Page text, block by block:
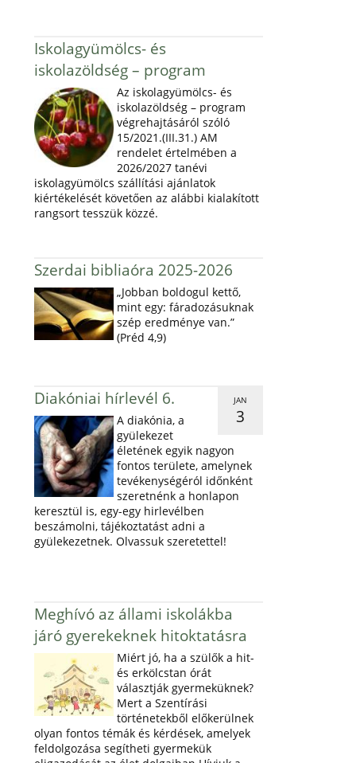
Iskolagyümölcs- és
iskolazöldség – program
Az iskolagyümölcs- és
iskolazöldség – program
végrehajtásáról szóló
15/2021.(III.31.) AM
rendelet értelmében a
2026/2027 tanévi
iskolagyümölcs szállítási ajánlatok
kiértékelését követően az alábbi kialakított
rangsort tesszük közzé.
Szerdai bibliaóra 2025-2026
„Jobban boldogul kettő,
mint egy: fáradozásuknak
szép eredménye van.”
(Préd 4,9)
JAN
3
Diakóniai hírlevél 6.
A diakónia, a
gyülekezet
életének egyik nagyon
fontos területe, amelynek
tevékenységéról időnként
szeretnénk a honlapon
keresztül is, egy-egy hirlevélben
beszámolni, tájékoztatást adni a
gyülekezetnek. Olvassuk szeretettel!
Meghívó az állami iskolákba
járó gyerekeknek hitoktatásra
Miért jó, ha a szülők a hit-
és erkölcstan órát
választják gyermeküknek?
Mert a Szentírási
történetekből előkerülnek
olyan fontos témák és kérdések, amelyek
feldolgozása segítheti gyermekük